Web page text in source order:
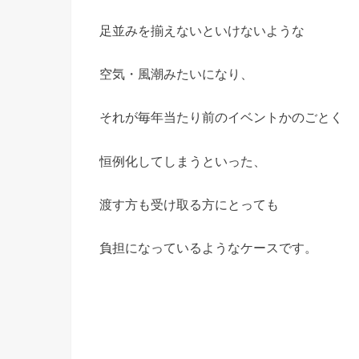
足並みを揃えないといけないような
空気・風潮みたいになり、
それが毎年当たり前のイベントかのごとく
恒例化してしまうといった、
渡す方も受け取る方にとっても
負担になっているようなケースです。